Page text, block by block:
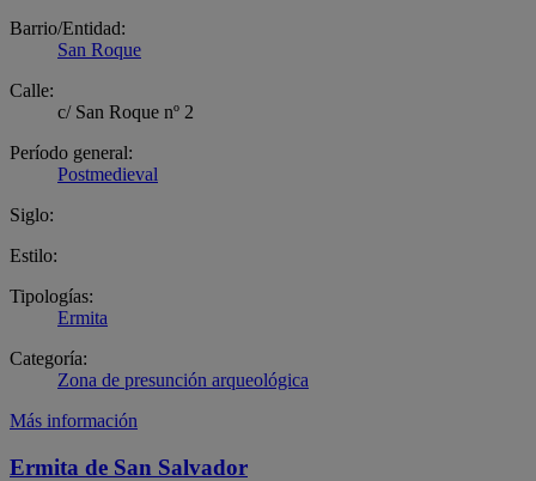
Barrio/Entidad:
San Roque
Calle:
c/ San Roque nº 2
Período general:
Postmedieval
Siglo:
Estilo:
Tipologías:
Ermita
Categoría:
Zona de presunción arqueológica
Más información
Ermita de San Salvador